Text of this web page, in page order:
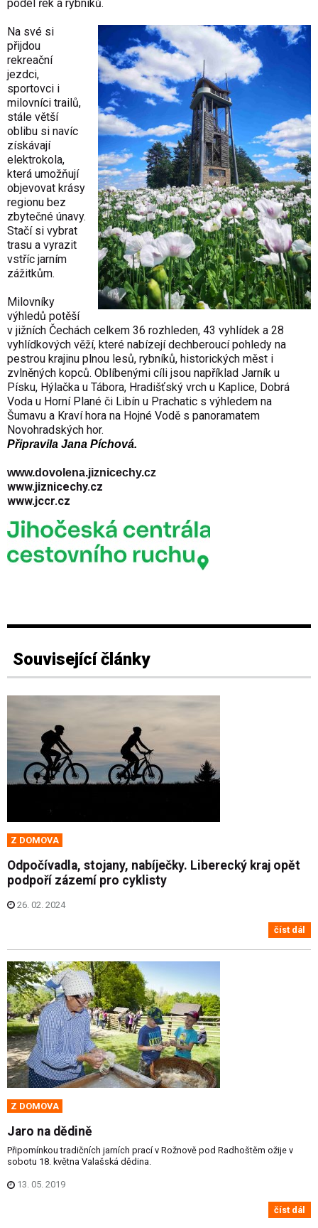
podél řek a rybníků.
Na své si
přijdou
rekreační
jezdci,
sportovci i
milovníci trailů,
stále větší
oblibu si navíc
získávají
elektrokola,
která umožňují
objevovat krásy
regionu bez
zbytečné únavy.
Stačí si vybrat
trasu a vyrazit
vstříc jarním
zážitkům.
Milovníky
výhledů potěší
v jižních Čechách celkem 36 rozhleden, 43 vyhlídek a 28
vyhlídkových věží, které nabízejí dechberoucí pohledy na
pestrou krajinu plnou lesů, rybníků, historických měst i
zvlněných kopců. Oblíbenými cíli jsou například Jarník u
Písku, Hýlačka u Tábora, Hradišťský vrch u Kaplice, Dobrá
Voda u Horní Plané či Libín u Prachatic s výhledem na
Šumavu a Kraví hora na Hojné Vodě s panoramatem
Novohradských hor.
Připravila Jana Píchová.
www.dovolena.jiznicechy.cz
www.jiznicechy.cz
www.jccr.cz
Související články
Z DOMOVA
Odpočívadla, stojany, nabíječky. Liberecký kraj opět
podpoří zázemí pro cyklisty
26. 02. 2024
číst dál
Z DOMOVA
Jaro na dědině
Připomínkou tradičních jarních prací v Rožnově pod Radhoštěm ožije v
sobotu 18. května Valašská dědina.
13. 05. 2019
číst dál